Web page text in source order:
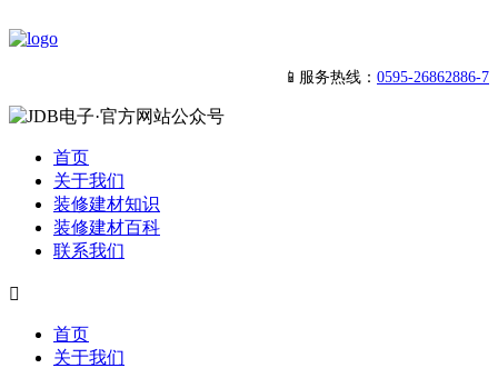
📱服务热线： 0595-26862886-7
首页
关于我们
装修建材知识
装修建材百科
联系我们

首页
关于我们